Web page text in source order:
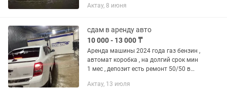
Актау, 8 июня
сдам в аренду авто
10 000 - 13 000 ₸
Аренда машины 2024 года газ бензин ,
автомат коробка , на долгий срок мин
1 мес , депозит есть ремонт 50/50 в
Актау, 13 июля